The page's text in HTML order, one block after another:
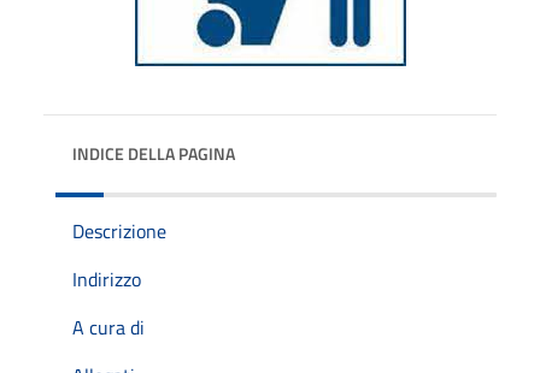
INDICE DELLA PAGINA
Descrizione
Indirizzo
A cura di